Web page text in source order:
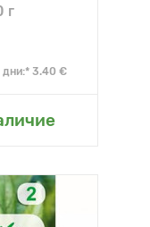
г
дни:* 3.40 €